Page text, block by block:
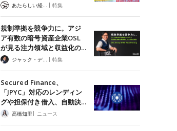
| 特集
規制準拠を競争力に。アジ
ア有数の暗号資産企業OSL
が見る注力領域と収益化の…
ジャック・デロン（Jack Derong） | 特集
Secured Finance、
「JPYC」対応のレンディン
グや担保付き借入、自動決…
髙橋知里 | ニュース